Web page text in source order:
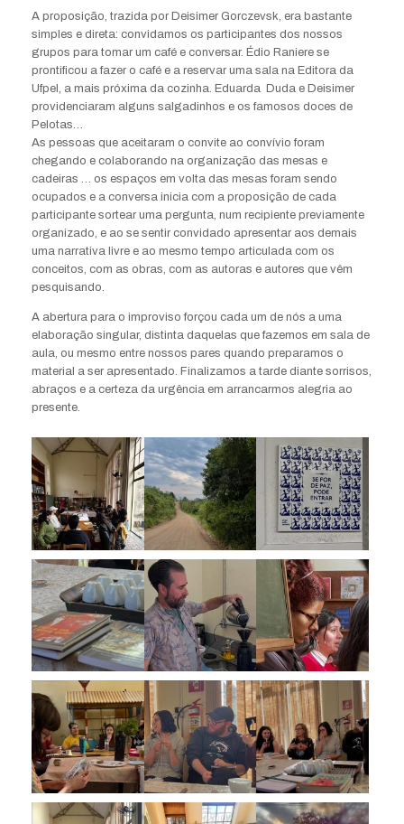
A proposição, trazida por Deisimer Gorczevsk, era bastante
simples e direta: convidamos os participantes dos nossos
grupos para tomar um café e conversar. Édio Raniere se
prontificou a fazer o café e a reservar uma sala na Editora da
Ufpel, a mais próxima da cozinha. Eduarda Duda e Deisimer
providenciaram alguns salgadinhos e os famosos doces de
Pelotas…
As pessoas que aceitaram o convite ao convívio foram
chegando e colaborando na organização das mesas e
cadeiras … os espaços em volta das mesas foram sendo
ocupados e a conversa inicia com a proposição de cada
participante sortear uma pergunta, num recipiente previamente
organizado, e ao se sentir convidado apresentar aos demais
uma narrativa livre e ao mesmo tempo articulada com os
conceitos, com as obras, com as autoras e autores que vêm
pesquisando.
A abertura para o improviso forçou cada um de nós a uma
elaboração singular, distinta daquelas que fazemos em sala de
aula, ou mesmo entre nossos pares quando preparamos o
material a ser apresentado. Finalizamos a tarde diante sorrisos,
abraços e a certeza da urgência em arrancarmos alegria ao
presente.